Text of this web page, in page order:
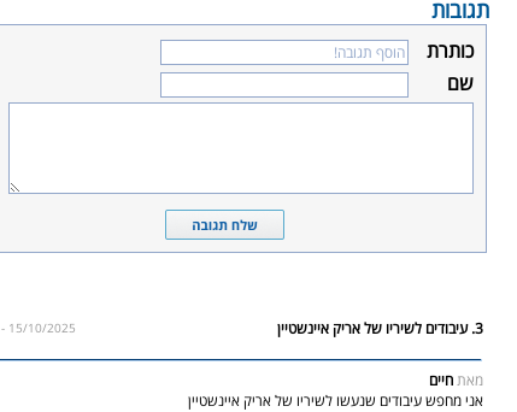
תגובות
כותרת
שם
3. עיבודים לשיריו של אריק איינשטיין 15/10/2025 - 16:59
מאתחיים
אני מחפש עיבודים שנעשו לשיריו של אריק איינשטיין